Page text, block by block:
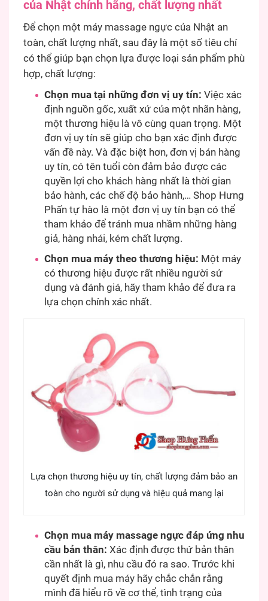
của Nhật chính hãng, chất lượng nhất
Để chọn một máy massage ngực của Nhật an
toàn, chất lượng nhất, sau đây là một số tiêu chí
có thể giúp bạn chọn lựa được loại sản phẩm phù
hợp, chất lượng:
Chọn mua tại những đơn vị uy tín: Việc xác
định nguồn gốc, xuất xứ của một nhãn hàng,
một thương hiệu là vô cùng quan trọng. Một
đơn vị uy tín sẽ giúp cho bạn xác định được
vấn đề này. Và đặc biệt hơn, đơn vị bán hàng
uy tín, có tên tuổi còn đảm bảo được các
quyền lợi cho khách hàng nhất là thời gian
bảo hành, các chế độ bảo hành,… Shop Hưng
Phấn tự hào là một đơn vị uy tín bạn có thể
tham khảo để tránh mua nhầm những hàng
giả, hàng nhái, kém chất lượng.
Chọn mua máy theo thương hiệu: Một máy
có thương hiệu được rất nhiều người sử
dụng và đánh giá, hãy tham khảo để đưa ra
lựa chọn chính xác nhất.
Lựa chọn thương hiệu uy tín, chất lượng đảm bảo an
toàn cho người sử dụng và hiệu quả mang lại
Chọn mua máy massage ngực đáp ứng nhu
cầu bản thân: Xác định được thứ bản thân
cần nhất là gì, nhu cầu đó ra sao. Trước khi
quyết định mua máy hãy chắc chắn rằng
mình đã hiểu rõ về cơ thể, tình trạng của